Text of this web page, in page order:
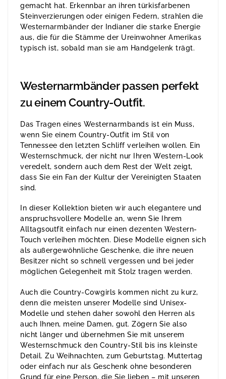
gemacht hat. Erkennbar an ihren türkisfarbenen
Steinverzierungen oder einigen Federn, strahlen die
Westernarmbänder der Indianer die starke Energie
aus, die für die Stämme der Ureinwohner Amerikas
typisch ist, sobald man sie am Handgelenk trägt.
Westernarmbänder passen perfekt
zu einem Country-Outfit.
Das Tragen eines Westernarmbands ist ein Muss,
wenn Sie einem Country-Outfit im Stil von
Tennessee den letzten Schliff verleihen wollen. Ein
Westernschmuck, der nicht nur Ihren Western-Look
veredelt, sondern auch dem Rest der Welt zeigt,
dass Sie ein Fan der Kultur der Vereinigten Staaten
sind.
In dieser Kollektion bieten wir auch elegantere und
anspruchsvollere Modelle an, wenn Sie Ihrem
Alltagsoutfit einfach nur einen dezenten Western-
Touch verleihen möchten. Diese Modelle eignen sich
als außergewöhnliche Geschenke, die ihre neuen
Besitzer nicht so schnell vergessen und bei jeder
möglichen Gelegenheit mit Stolz tragen werden.
Auch die Country-Cowgirls kommen nicht zu kurz,
denn die meisten unserer Modelle sind Unisex-
Modelle und stehen daher sowohl den Herren als
auch Ihnen, meine Damen, gut. Zögern Sie also
nicht länger und übernehmen Sie mit unserem
Westernschmuck den Country-Stil bis ins kleinste
Detail. Zu Weihnachten, zum Geburtstag. Muttertag
oder einfach nur als Geschenk ohne besonderen
Grund für eine Person, die Sie lieben – mit unseren